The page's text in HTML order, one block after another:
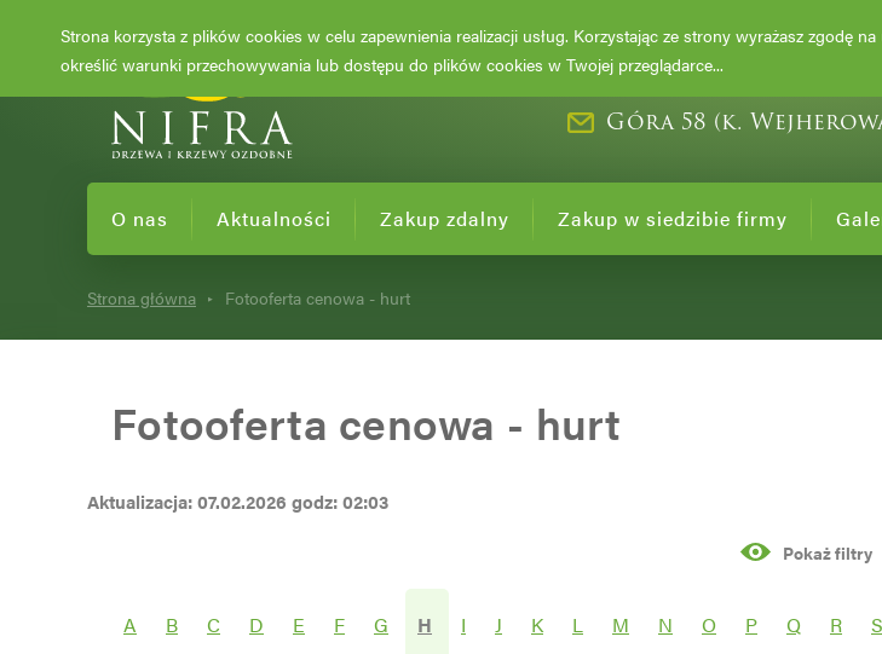
DRZEWA
Góra 58 (k.
O nas Aktualności Zakup zdalny Zakup w siedzibie firmy
Strona główna Fotooferta cenowa - hurt
Fotooferta cenowa - hurt
Aktualizacja: 07.02.2026 godz: 02:03
Pokaż filtry
Wybierz nazwę rośliny
A B C D E F G H I J K L M N O P Q R S
Strona korzysta z plików cookies w celu zapewnienia realizacji usług. Korzystając ze strony wyrażasz zgodę
określić warunki przechowywania lub dostępu do plików cookies w Twojej przeglądarce...